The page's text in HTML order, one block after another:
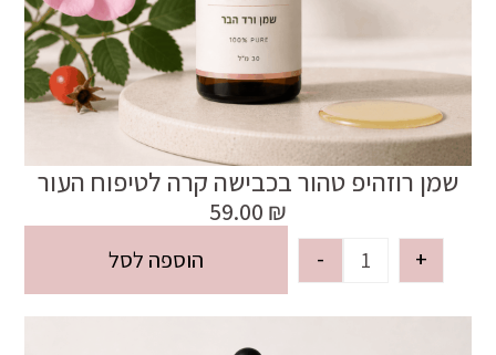
שמן רוזהיפ טהור בכבישה קרה לטיפוח העור
59.00 ₪
- + הוספה לסל